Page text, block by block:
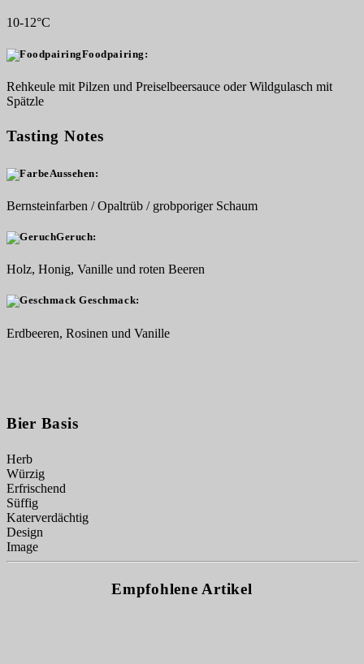
10-12°C
Foodpairing:
Rehkeule mit Pilzen und Preiselbeersauce oder Wildgulasch mit
Spätzle
Tasting Notes
Aussehen:
Bernsteinfarben / Opaltrüb / grobporiger Schaum
Geruch:
Holz, Honig, Vanille und roten Beeren
Geschmack:
Erdbeeren, Rosinen und Vanille
Bier Basis
Herb
Würzig
Erfrischend
Süffig
Katerverdächtig
Design
Image
Empfohlene Artikel